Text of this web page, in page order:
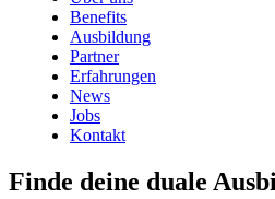
Benefits
Ausbildung
Partner
Erfahrungen
News
Jobs
Kontakt
Finde deine duale